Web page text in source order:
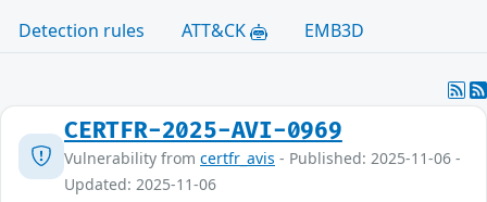
Detection rules
ATT&CK EMB3D
CERTFR-2025-AVI-0969
Vulnerability from certfr_avis - Published: 2025-11-06 -
Updated: 2025-11-06